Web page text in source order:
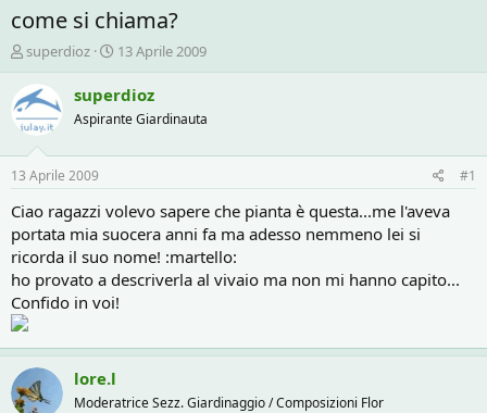
come si chiama?
C
r
e
a
t
o
e
D
s
c
u
s
s
i
o
n
e
superdioz
D
a
t
d
n
i
i
o
13 Aprile 2009
superdioz
Aspirante Giardinauta
13 Aprile 2009 #1
Ciao ragazzi volevo sapere che pianta è questa...me l'aveva
portata mia suocera anni fa ma adesso nemmeno lei si
ricorda il suo nome! :martello:
ho provato a descriverla al vivaio ma non mi hanno capito...
Confido in voi!
lore.l
Moderatrice Sezz. Giardinaggio / Composizioni Flor